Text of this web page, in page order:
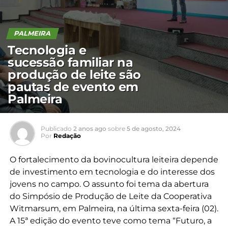
PALMEIRA
Tecnologia e
sucessão familiar na
produção de leite são
pautas de evento em
Palmeira
Publicado 2 anos ago sobre 5 de agosto, 2024
Por Redação
O fortalecimento da bovinocultura leiteira depende
de investimento em tecnologia e do interesse dos
jovens no campo. O assunto foi tema da abertura
do Simpósio de Produção de Leite da Cooperativa
Witmarsum, em Palmeira, na última sexta-feira (02).
A 15ª edição do evento teve como tema “Futuro, a